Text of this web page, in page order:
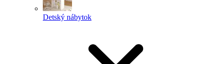
Detský nábytok